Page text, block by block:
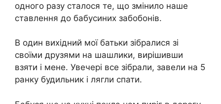
одного разу сталося те, що змінило наше
ставлення до бабусиних забобонів.
В один вихідний мої батьки зібралися зі
своїми друзями на шашлики, вирішивши
взяти і мене. Увечері все зібрали, завели на 5
ранку будильник і лягли спати.